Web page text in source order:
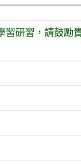
習研習，請鼓勵